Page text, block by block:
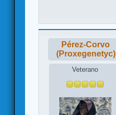
Pérez-Corvo
(Proxegenetyc)
Veterano